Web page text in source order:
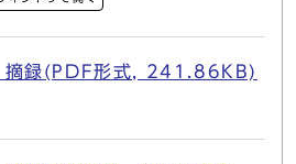
録(PDF形式, 241.86KB)